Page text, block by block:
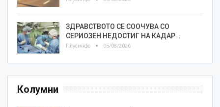
ЗДРАВСТВОТО СЕ СООЧУВА СО
СЕРИОЗЕН НЕДОСТИГ НА КАДАР…
Плусинфо 05/08/2026
Колумни